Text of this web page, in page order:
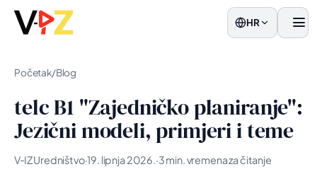
HR
Početak/Blog
telc B1 "Zajedničko planiranje":
Jezični modeli, primjeri i teme
V‑IZ Uredništvo·19. lipnja 2026.·3 min. vremena za čitanje